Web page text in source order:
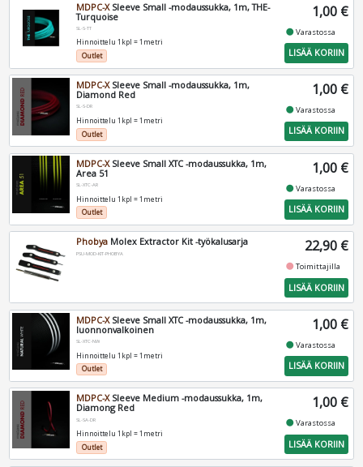
MDPC-XSleeve Small -modaussukka, 1m, THE-
Turquoise
SL-S-TT
Hinnoittelu 1kpl = 1metri
Outlet
1,00 €
fiber_manual_recordVarastossa
LISÄÄ KORIIN
MDPC-XSleeve Small -modaussukka, 1m,
Diamond Red
SL-S-DR
Hinnoittelu 1kpl = 1metri
Outlet
1,00 €
fiber_manual_recordVarastossa
LISÄÄ KORIIN
MDPC-XSleeve Small XTC -modaussukka, 1m,
Area 51
SL-XTC-AR
Hinnoittelu 1kpl = 1metri
Outlet
1,00 €
fiber_manual_recordVarastossa
LISÄÄ KORIIN
Phobya Molex Extractor Kit -työkalusarja
PSU-MOD-KIT-PHOBYA 22,90 €
fiber_manual_recordToimittajilla
LISÄÄ KORIIN
MDPC-XSleeve Small XTC -modaussukka, 1m,
luonnonvalkoinen
SL-XTC-NW
Hinnoittelu 1kpl = 1metri
Outlet
1,00 €
fiber_manual_recordVarastossa
LISÄÄ KORIIN
MDPC-XSleeve Medium -modaussukka, 1m,
Diamong Red
SL-SA-DR
Hinnoittelu 1kpl = 1metri
Outlet
1,00 €
fiber_manual_recordVarastossa
LISÄÄ KORIIN